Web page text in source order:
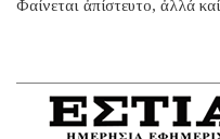
Φαίνεται ἀπίστευτο, ἀλλά